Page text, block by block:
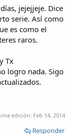
jejejjeje. Dice
serie. Así como
es como el
raros.
Tx
logro nada. Sigo
edición: Feb 14, 2014
Responder